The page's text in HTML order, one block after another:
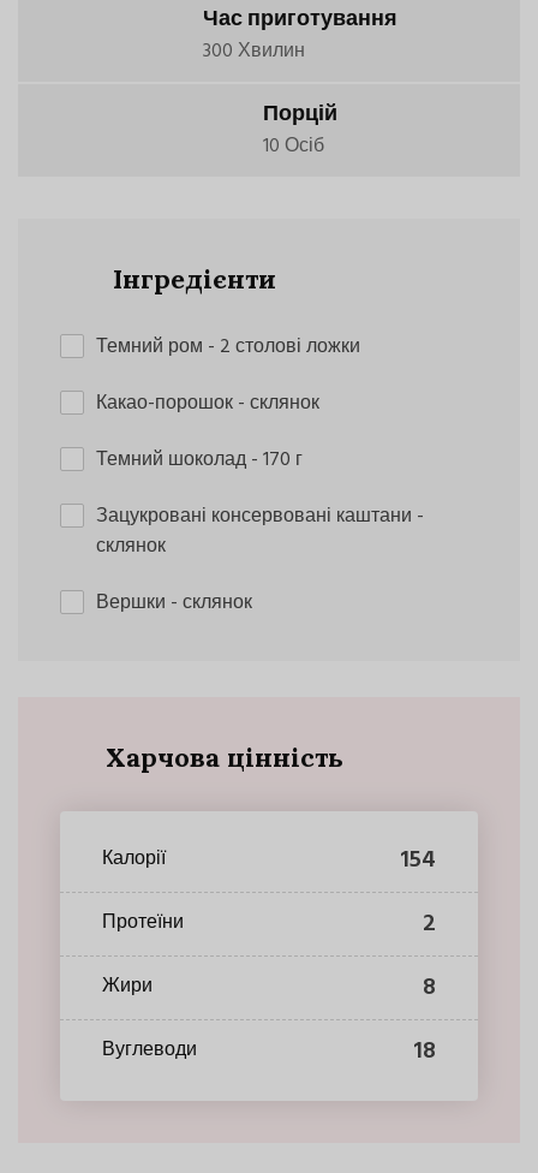
Час приготування
300 Хвилин
Порцій
10 Осіб
Інгредієнти
Темний ром - 2 столові ложки
Какао-порошок- склянок
Темний шоколад- 170 г
Зацукровані консервовані каштани -
склянок
Вершки - склянок
Харчова цінність
Калорії 154
Протеїни 2
Жири 8
Вуглеводи 18